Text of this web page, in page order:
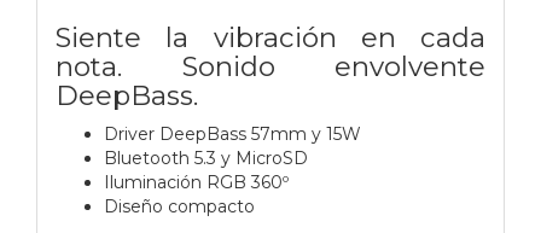
Siente la vibración en cada
nota. Sonido envolvente
DeepBass.
Driver DeepBass 57mm y 15W
Bluetooth 5.3 y MicroSD
Iluminación RGB 360º
Diseño compacto